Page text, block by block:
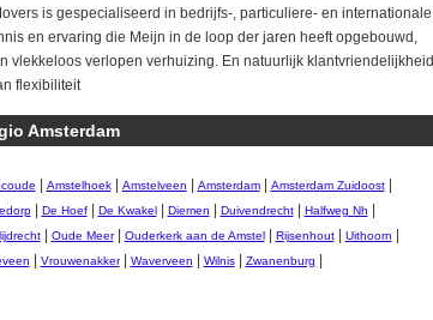
is gespecialiseerd in bedrijfs-, particuliere- en internationale
en ervaring die Meijn in de loop der jaren heeft opgebouwd,
vlekkeloos verlopen verhuizing. En natuurlijk klantvriendelijkheid
flexibiliteit
Amsterdam
Amstelhoek| Amstelveen Amsterdam| Amsterdam Zuidoost|
| De Hoef| De Kwakel| Diemen Duivendrecht| Halfweg Nh
| Oude Meer| Ouderkerk aan de Amstel| Rijsenhout| Uithoorn
Vrouwenakker| Waverveen Wilnis| Zwanenburg